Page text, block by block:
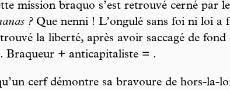
mission braquo s’est retrouvé cerné par
? Que nenni ! L’ongulé sans foi ni loi a
la liberté, après avoir saccagé de fond
Braqueur + anticapitaliste = .
cerf démontre sa bravoure de hors-la-